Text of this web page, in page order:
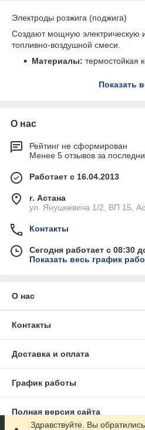
Электроды розжига (поджига)
Создают мощную электрическую
топливно-воздушной смеси.
Материалы: термостойкая
Служат датчиком, который
отключения газа.
Показать
О нас
Рейтинг не сформирован
Менее 5 отзывов за
Работает с 16.04.2013
г. Астана
ул. Янушкевича 1/2, ВП 15,
Контакты
Сегодня работает с 08:30
Показать весь график
О нас
Контакты
Доставка и оплата
График работы
Полная версия сайта
Здравствуйте. Вы